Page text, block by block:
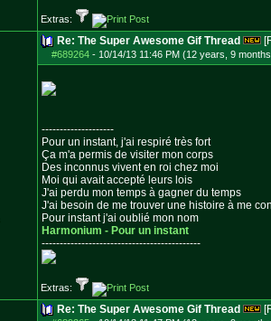
Extras:
Re: The Super Awesome Gif Thread
#689264 - 10/14/13 11:46 PM (12 years, 9 months
--------------------
Pour un instant, j'ai respiré très fort
Ça m'a permis de visiter mon corps
Des inconnus vivent en roi chez moi
Moi qui avait accepté leurs lois
J'ai perdu mon temps à gagner du temps
J'ai besoin de me trouver une histoire à me
Pour instant j'ai oublié mon nom
Harmonium - Pour un instant
--------------------------------------------
Extras:
Re: The Super Awesome Gif Thread